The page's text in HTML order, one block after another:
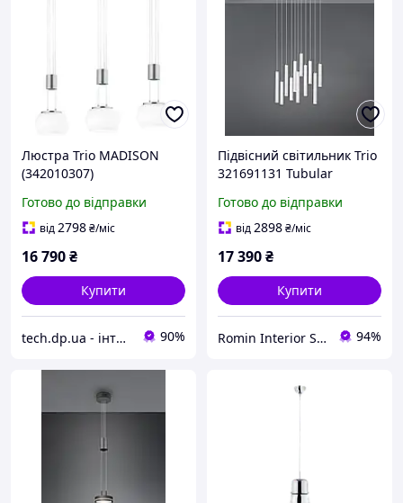
Люстра Trio MADISON
(342010307)
Готово до відправки
від2798₴/міс
16 790₴
Купити
tech.dp.ua - інтернет магазин 90%
Підвісний світильник Trio
321691131 Tubular
Готово до відправки
від2898₴/міс
17 390₴
Купити
Romin Interior Store 94%